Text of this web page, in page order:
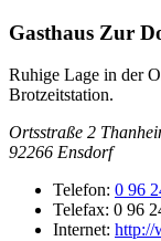
Gasthaus Zur
Ruhige Lage in der
Brotzeitstation.
Ortsstraße 2
92266 Ensdorf
Telefon: 0 96
Telefax: 0 96
Internet: http://